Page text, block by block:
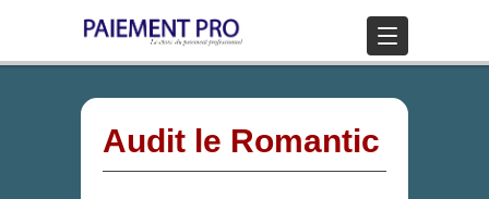
Audit le Romantic